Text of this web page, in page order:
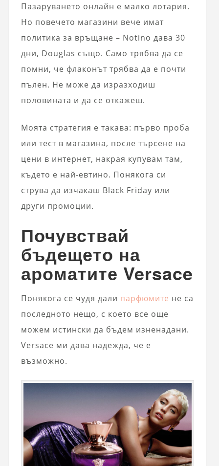
Пазаруването онлайн е малко лотария.
Но повечето магазини вече имат
политика за връщане – Notino дава 30
дни, Douglas също. Само трябва да се
помни, че флаконът трябва да е почти
пълен. Не може да изразходиш
половината и да се откажеш.
Моята стратегия е такава: първо проба
или тест в магазина, после търсене на
цени в интернет, накрая купувам там,
където е най-евтино. Понякога си
струва да изчакаш Black Friday или
други промоции.
Почувствай
бъдещето на
ароматите Versace
Понякога се чудя дали парфюмите не са
последното нещо, с което все още
можем истински да бъдем изненадани.
Versace ми дава надежда, че е
възможно.